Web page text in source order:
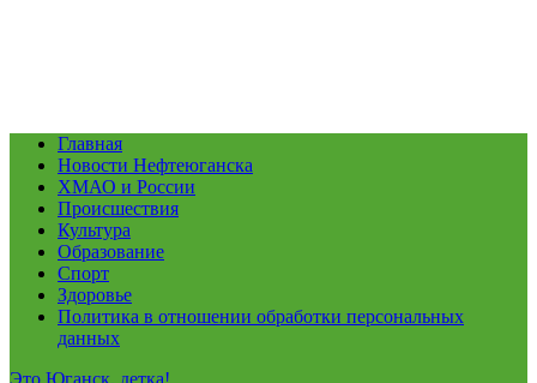
Главная
Новости Нефтеюганска
ХМАО и России
Происшествия
Культура
Образование
Спорт
Здоровье
Политика в отношении обработки персональных
данных
Это Юганск, детка!